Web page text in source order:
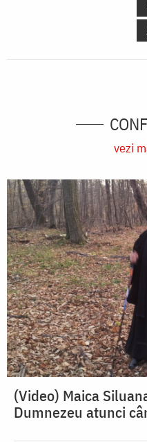
vezi
(Video) Maica
Dumnezeu atunci